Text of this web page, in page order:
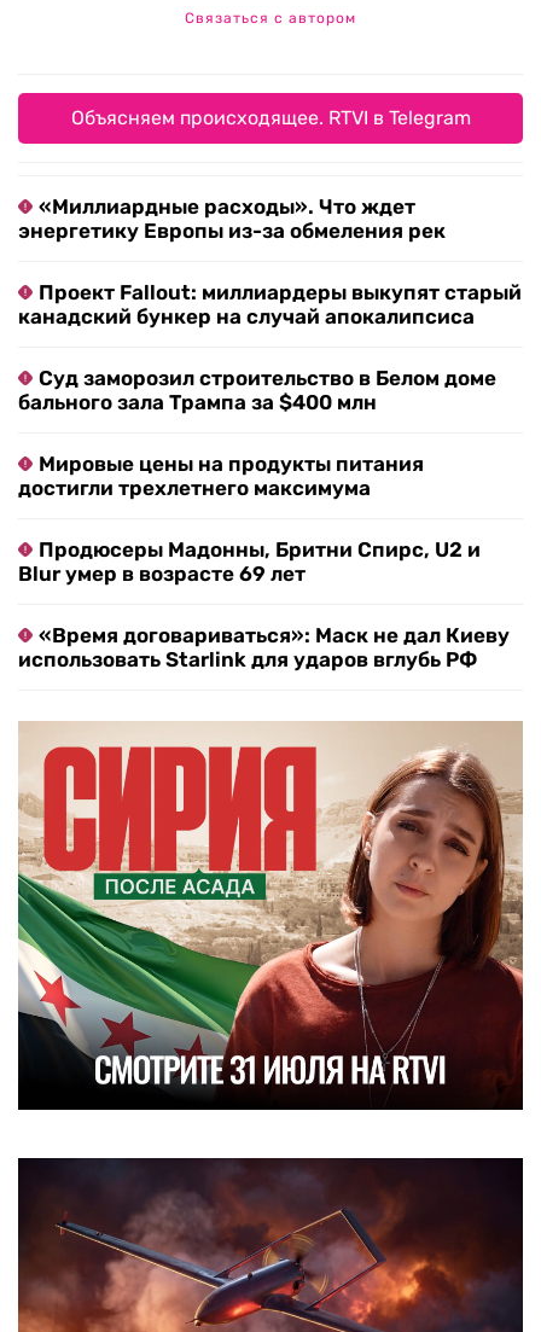
Связаться с автором
Объясняем происходящее. RTVI в Telegram
«Миллиардные расходы». Что ждет
энергетику Европы из-за обмеления рек
Проект Fallout: миллиардеры выкупят старый
канадский бункер на случай апокалипсиса
Суд заморозил строительство в Белом доме
бального зала Трампа за $400 млн
Мировые цены на продукты питания
достигли трехлетнего максимума
Продюсеры Мадонны, Бритни Спирс, U2 и
Blur умер в возрасте 69 лет
«Время договариваться»: Маск не дал Киеву
использовать Starlink для ударов вглубь РФ